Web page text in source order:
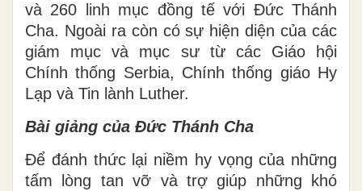
và 260 linh mục đồng tế với Đức Thánh
Cha. Ngoài ra còn có sự hiện diện của các
giám mục và mục sư từ các Giáo hội
Chính thống Serbia, Chính thống giáo Hy
Lạp và Tin lành Luther.
Bài giảng của Đức Thánh Cha
Để đánh thức lại niềm hy vọng của những
tấm lòng tan vỡ và trợ giúp những khó